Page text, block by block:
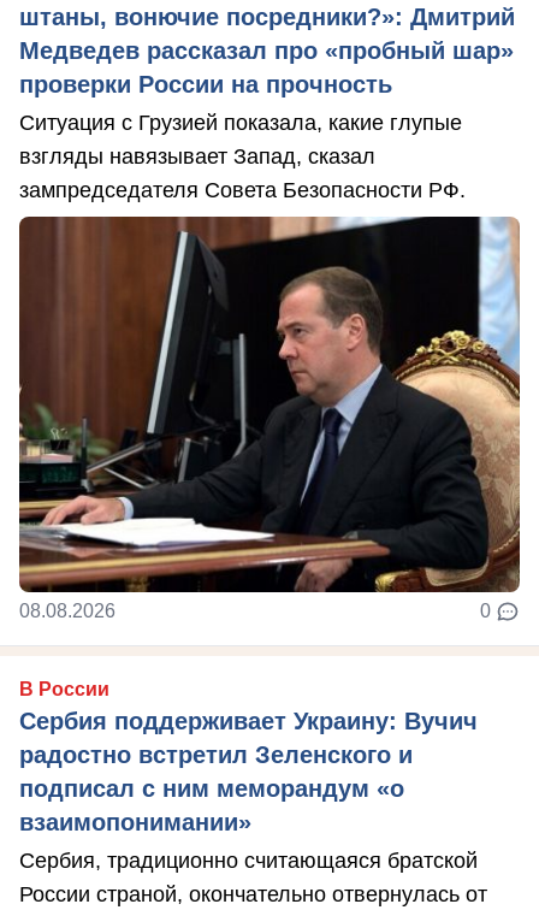
штаны, вонючие посредники?»: Дмитрий
Медведев рассказал про «пробный шар»
проверки России на прочность
Ситуация с Грузией показала, какие глупые
взгляды навязывает Запад, сказал
зампредседателя Совета Безопасности РФ.
08.08.2026 0
В России
Сербия поддерживает Украину: Вучич
радостно встретил Зеленского и
подписал с ним меморандум «о
взаимопонимании»
Сербия, традиционно считающаяся братской
России страной, окончательно отвернулась от